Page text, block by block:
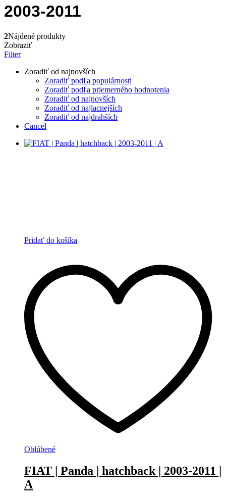
2003-2011
2Nájdené produkty
Zobraziť
Filter
Zoradiť od najnovších
Zoradiť podľa populárnosti
Zoradiť podľa priemerného hodnotenia
Zoradiť od najnovších
Zoradiť od najlacnejších
Zoradiť od najdrahších
Cancel
Pridať do košíka
Oblúbené
FIAT | Panda | hatchback | 2003-2011 |
A